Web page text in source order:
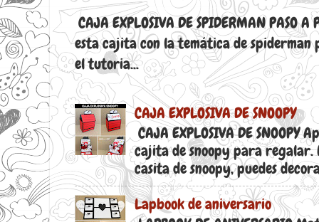
CAJA EXPLOSIVA DE SPIDERMAN PASO
esta cajita con la temática de spiderman
el tutoria...
CAJA EXPLOSIVA DE SNOOPY
CAJA EXPLOSIVA DE SNOOPY
cajita de snoopy para regalar.
casita de snoopy, puedes
Lapbook de aniversario